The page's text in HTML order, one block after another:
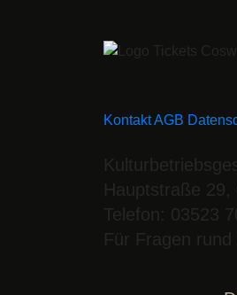
KontaktAGB
Hauptstraße 29,
Telefon: 03523
Für Fragen